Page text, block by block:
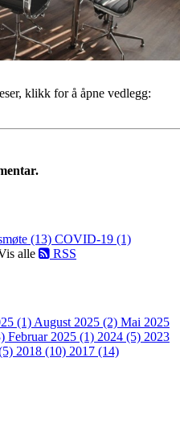
klikk for å åpne vedlegg:
(13) COVID-19 (1)
alle RSS
(1) August 2025 (2) Mai 2025
Februar 2025 (1) 2024 (5) 2023
2018 (10) 2017 (14)